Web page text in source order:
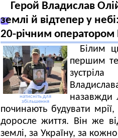
Герой Владислав
землі й відтепер у
20-річним
натисніть для
збільшення
Білим
першим
назавжди
починають будувати мрії,
доросле життя. Він же
землі, за Україну, за